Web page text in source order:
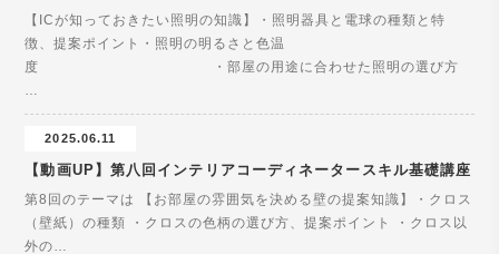
【ICが知っておきたい照明の知識】・照明器具と電球の種類と特
徴、提案ポイント・照明の明るさと色温
度 ・部屋の用途に合わせた照明の選び方
2025.06.11
【動画UP】第八回インテリアコーディネータースキル基礎講座
第8回のテーマは 【お部屋の雰囲気を決める壁の提案知識】・クロス
（壁紙）の種類 ・クロスの色柄の選び方、提案ポイント ・クロス以
外の…